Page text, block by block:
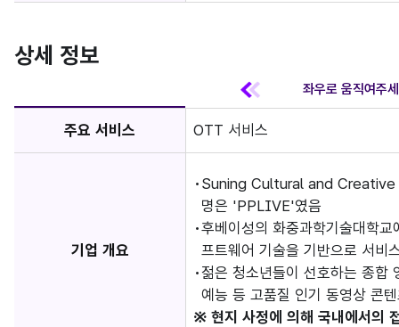
상세 정보
주요 서비스 OTT 서비스
기업 개요
Suning Cultural and Creative
명은 'PPLIVE'였음
후베이성의 화중과학기술대학
프트웨어 기술을 기반으로 서비
젊은 청소년들이 선호하는 종합
예능 등 고품질 인기 동영상 콘
※ 현지 사정에 의해 국내에서의